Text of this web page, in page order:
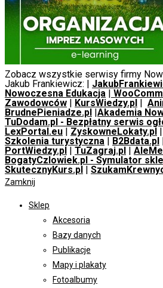
Zobacz wszystkie serwisy firmy
Jakub Frankiewicz: |
Nowoczesna Edukacja |
Zawodowców | KursWiedzy.pl |
BrudnePieniadze.pl |Akademia
TuDodam.pl - Bezpłatny serwis
LexPortal.eu | ZyskowneLokaty.pl |
Szkolenia turystyczna | B2Bdata.pl
PortWiedzy.pl | TuZagraj.pl |
BogatyCzlowiek.pl - Symulator
SkutecznyKurs.pl |
Zamknij
Sklep
Akcesoria
Bazy danych
Publikacje
Mapy i plakaty
Fotoalbumy